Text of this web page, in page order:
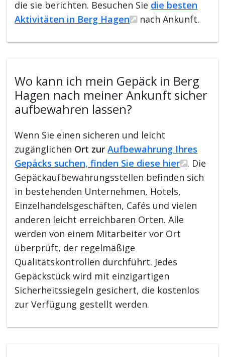
die sie berichten. Besuchen Sie die besten
Aktivitäten in Berg Hagen
nach Ankunft.
Wo kann ich mein Gepäck in Berg
Hagen nach meiner Ankunft sicher
aufbewahren lassen?
Wenn Sie einen sicheren und leicht
zugänglichen Ort zurAufbewahrung Ihres
Gepäcks suchen, finden Sie diese hier
. Die
Gepäckaufbewahrungsstellen befinden sich
in bestehenden Unternehmen, Hotels,
Einzelhandelsgeschäften, Cafés und vielen
anderen leicht erreichbaren Orten. Alle
werden von einem Mitarbeiter vor Ort
überprüft, der regelmäßige
Qualitätskontrollen durchführt. Jedes
Gepäckstück wird mit einzigartigen
Sicherheitssiegeln gesichert, die kostenlos
zur Verfügung gestellt werden.